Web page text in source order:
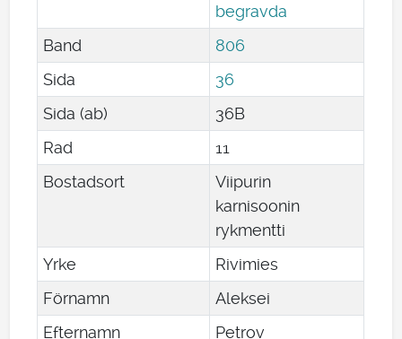
begravda
Band
806
Sida
36
Sida (ab)
36B
Rad
11
Bostadsort
Viipurin
karnisoonin
rykmentti
Yrke
Rivimies
Förnamn
Aleksei
Efternamn
Petrov